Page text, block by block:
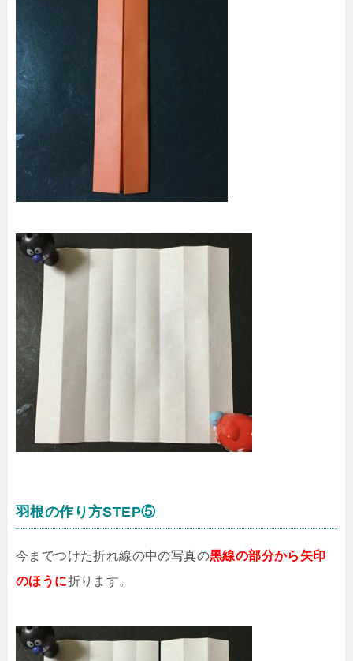
羽根の作り方STEP⑤
今までつけた折れ線の中の写真の黒線の部分から矢印
のほうに折ります。